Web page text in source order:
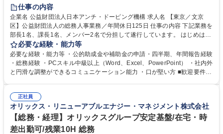
賞与あり
育休あり
食事補助あり
仕事の内容
企業名 公益財団法人日本アンチ・ドーピング機構 求人名 【東京／文京
区】公益財団法人の総務人事業務／年間休日125日 仕事の内容 下記業務を
部長1名、課長1名、メンバー2名で分担して遂行しています。 はじめは担
当者として業務を覚えていただき、ゆくゆくはリーダーやマネージャーポ
ジションとして活躍いただくことを期待しています。 【総務・人事グルー
プの業務内容】 ・人事制度関連 ・採用活動 ・教育研修の企画、実行 ・勤
怠管理 ・官公庁への各種提出 ・法定の会議運営（評議員会、理事会） ・
管理 ・福利厚生関連 ・職員からの問合せ、相談対応 ・その他日常の総務
業務全般 募集職種 【東京／文京区】公益財団法人の総務人事業務／年間
休日125日
必要な経験・能力等
必要な経験・能力等 ・公的助成金や補助金の申請・四半期、年間報告経験
・総務経験 ・PCスキル中級以上（Word、Excel、PowerPoint） ・社内外
と円滑な調整ができるコミュニケーション能力 ・口が堅い方 ■歓迎要件
正社員
オリックス・リニューアブルエナジー・マネジメント株式会社
【総務・経理】オリックスグループ安定基盤/在宅・時
差出勤可/残業10H 総務